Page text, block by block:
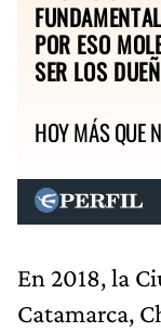
POR ESO
SER LOS
HOY MÁS QUE
En 2018, la
Catamarca,